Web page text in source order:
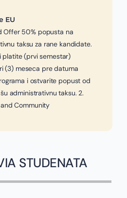
EU
Offer 50% popusta na
taksu za rane kandidate.
platite (prvi semestar)
(3) meseca pre datuma
i ostvarite popust od
administrativnu taksu. 2.
Community
STUDENATA